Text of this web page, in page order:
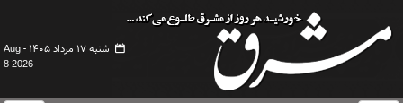
شنبه ۱۷ مرداد ۱۴۰۵ -
Aug
8 2026